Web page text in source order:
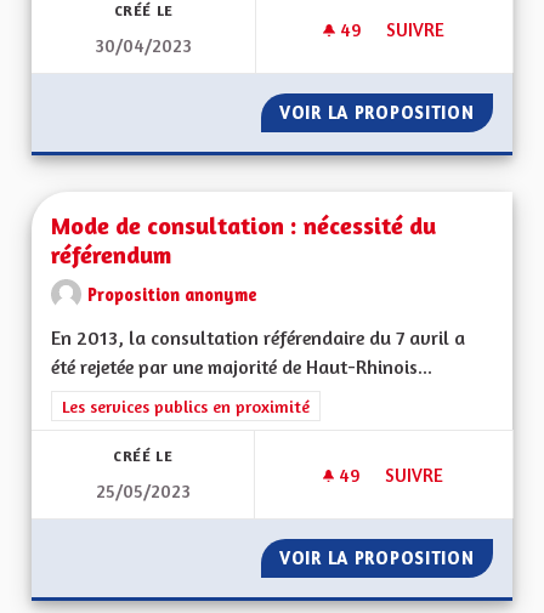
CRÉÉ LE
30/04/2023
49 49 ABONNÉS
SUIVRE
VOIR LA PROPOSITION
Mode de consultation : nécessité du
référendum
Proposition anonyme
En 2013, la consultation référendaire du 7 avril a
été rejetée par une majorité de Haut-Rhinois...
Filtrer les résultats de la catégorie : Les services publics en
Les services publics en proximité
CRÉÉ LE
25/05/2023
49 49 ABONNÉS
SUIVRE
VOIR LA PROPOSITION MODE